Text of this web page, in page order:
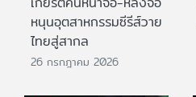
หนุนอุตสาหกรรมซีรีส์วาย
ไทยสู่สากล
26 กรกฎาคม 2026